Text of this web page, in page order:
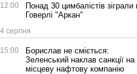
12:00
Понад 30 цимбалістів зіграли
Говерлі "Аркан"
4 серпня
15:00
Борислав не сміється:
Зеленський наклав санкції на
місцеву нафтову компанію